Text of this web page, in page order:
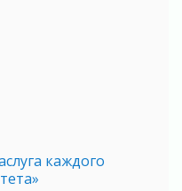
каждого